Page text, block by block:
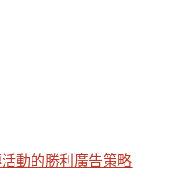
動的勝利廣告策略